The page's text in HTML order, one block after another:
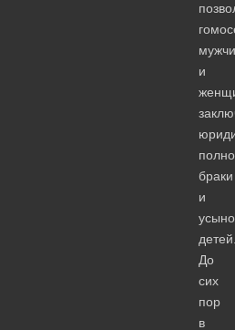
и
браки
и
До
сих
пор
в